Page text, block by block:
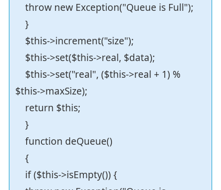
throw new Exception("Queue is Full");
}
$this->increment("size");
$this->set($this->real, $data);
$this->set("real", ($this->real + 1) %
$this->maxSize);
return $this;
}
function deQueue()
{
if ($this->isEmpty()) {